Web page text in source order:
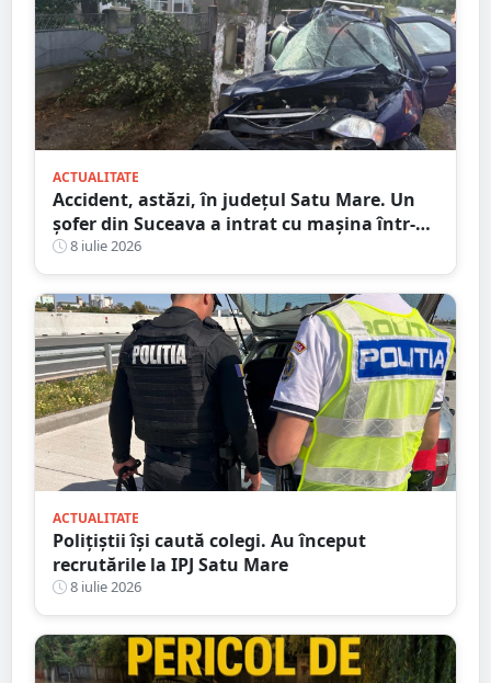
ACTUALITATE
Accident, astăzi, în județul Satu Mare. Un
șofer din Suceava a intrat cu mașina într-
un stâlp
8 iulie 2026
ACTUALITATE
Polițiștii își caută colegi. Au început
recrutările la IPJ Satu Mare
8 iulie 2026